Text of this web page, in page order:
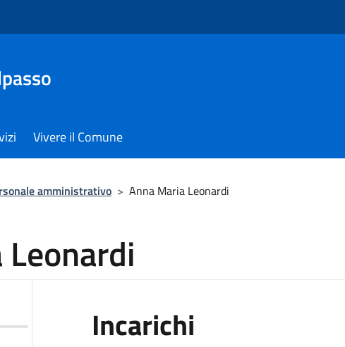
Vivere il Comune
amministrativo > Anna Maria Leonardi
Incarichi